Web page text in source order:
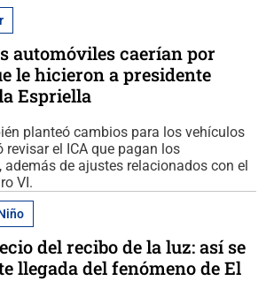
automóviles caerían por
le hicieron a presidente
Espriella
planteó cambios para los vehículos
revisar el ICA que pagan los
además de ajustes relacionados con el
VI.
del recibo de la luz: así se
llegada del fenómeno de El